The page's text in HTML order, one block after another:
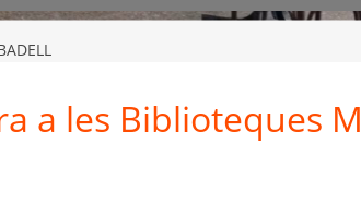
L'EOI Sabadell també disposa d'un
a les Biblioteques